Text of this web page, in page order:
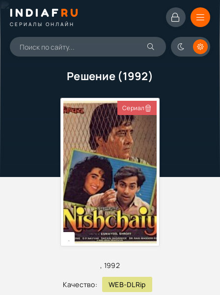
INDIAFRU
СЕРИАЛЫ ОНЛАЙН
Решение (1992)
, 1992
Качество: WEB-DLRip
Сериал
,